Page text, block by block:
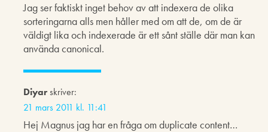
Jag ser faktiskt inget behov av att indexera de olika
sorteringarna alls men håller med om att de, om de är
väldigt lika och indexerade är ett sånt ställe där man kan
använda canonical.
Diyarskriver:
21 mars 2011 kl. 11:41
Hej Magnus jag har en fråga om duplicate content…